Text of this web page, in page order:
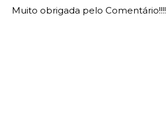
Muito obrigada pelo Comentário!!!!